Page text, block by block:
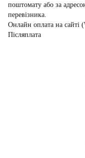
поштомату або за
перевізника.
Онлайн оплата на сайті
Післяплата